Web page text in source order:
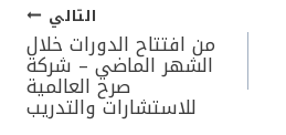
التالي
من افتتاح الدورات خلال
الشهر الماضي – شركة
صرح العالمية
للاستشارات والتدريب